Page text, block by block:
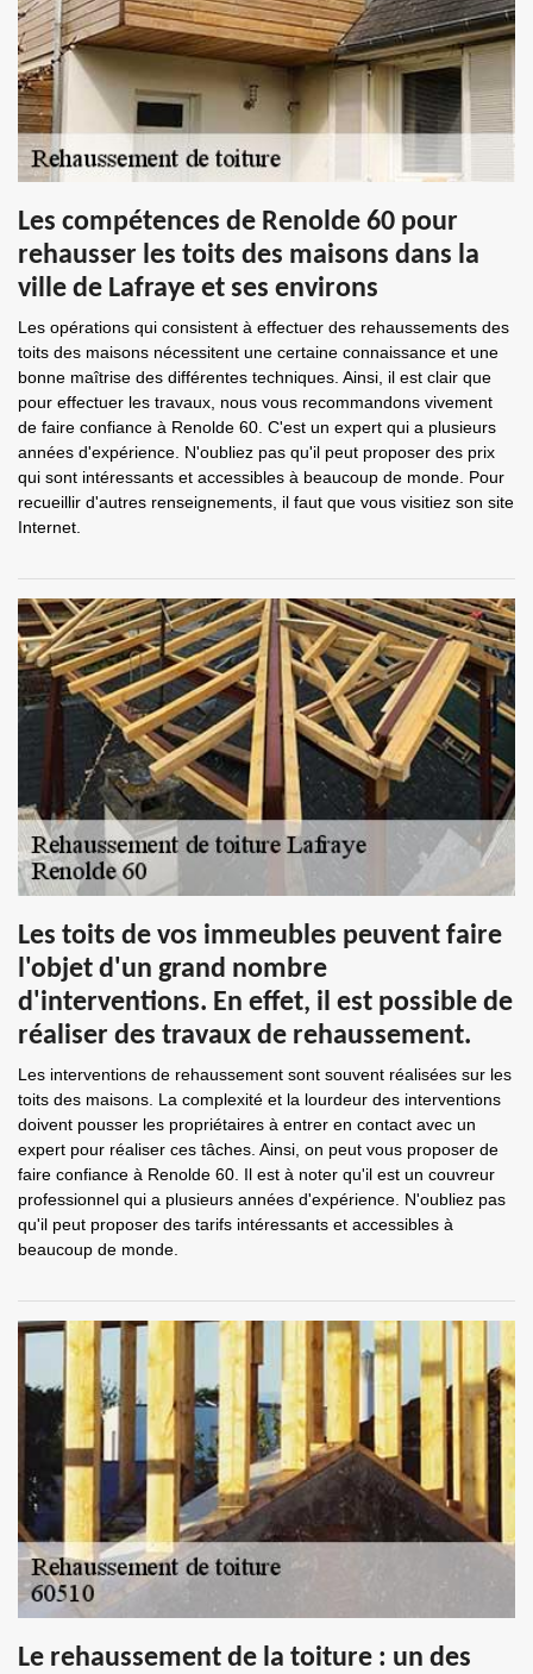
Les compétences de Renolde 60 pour
rehausser les toits des maisons dans la
ville de Lafraye et ses environs
Les opérations qui consistent à effectuer des rehaussements des
toits des maisons nécessitent une certaine connaissance et une
bonne maîtrise des différentes techniques. Ainsi, il est clair que
pour effectuer les travaux, nous vous recommandons vivement
de faire confiance à Renolde 60. C'est un expert qui a plusieurs
années d'expérience. N'oubliez pas qu'il peut proposer des prix
qui sont intéressants et accessibles à beaucoup de monde. Pour
recueillir d'autres renseignements, il faut que vous visitiez son site
Internet.
Les toits de vos immeubles peuvent faire
l'objet d'un grand nombre
d'interventions. En effet, il est possible de
réaliser des travaux de rehaussement.
Les interventions de rehaussement sont souvent réalisées sur les
toits des maisons. La complexité et la lourdeur des interventions
doivent pousser les propriétaires à entrer en contact avec un
expert pour réaliser ces tâches. Ainsi, on peut vous proposer de
faire confiance à Renolde 60. Il est à noter qu'il est un couvreur
professionnel qui a plusieurs années d'expérience. N'oubliez pas
qu'il peut proposer des tarifs intéressants et accessibles à
beaucoup de monde.
Le rehaussement de la toiture : un des